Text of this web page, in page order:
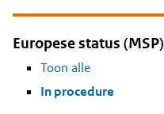
Europese status (MSP)
Toon alle
In procedure